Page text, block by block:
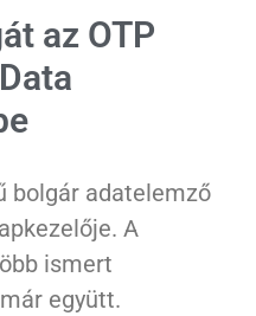
az OTP
bolgár adatelemző
A
ismert
együtt.